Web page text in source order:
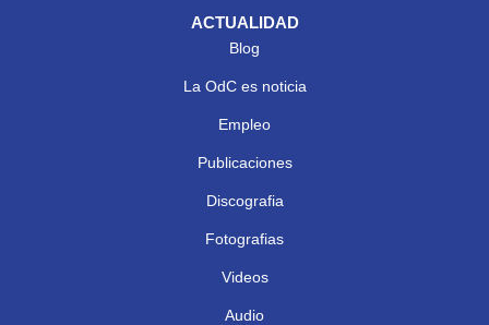
ACTUALIDAD
Blog
La OdC es noticia
Empleo
Publicaciones
Discografia
Fotografias
Videos
Audio